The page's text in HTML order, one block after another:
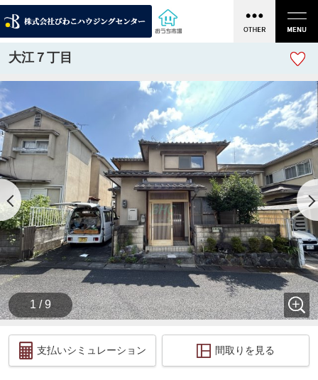
大江７丁目
1 / 9
支払いシミュレーション 間取りを見る